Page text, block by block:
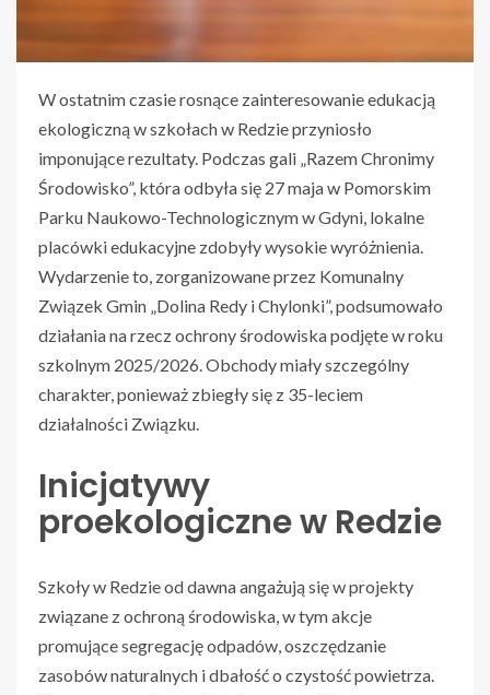
W ostatnim czasie rosnące zainteresowanie edukacją
ekologiczną w szkołach w Redzie przyniosło
imponujące rezultaty. Podczas gali „Razem Chronimy
Środowisko”, która odbyła się 27 maja w Pomorskim
Parku Naukowo-Technologicznym w Gdyni, lokalne
placówki edukacyjne zdobyły wysokie wyróżnienia.
Wydarzenie to, zorganizowane przez Komunalny
Związek Gmin „Dolina Redy i Chylonki”, podsumowało
działania na rzecz ochrony środowiska podjęte w roku
szkolnym 2025/2026. Obchody miały szczególny
charakter, ponieważ zbiegły się z 35-leciem
działalności Związku.
Inicjatywy
proekologiczne w Redzie
Szkoły w Redzie od dawna angażują się w projekty
związane z ochroną środowiska, w tym akcje
promujące segregację odpadów, oszczędzanie
zasobów naturalnych i dbałość o czystość powietrza.